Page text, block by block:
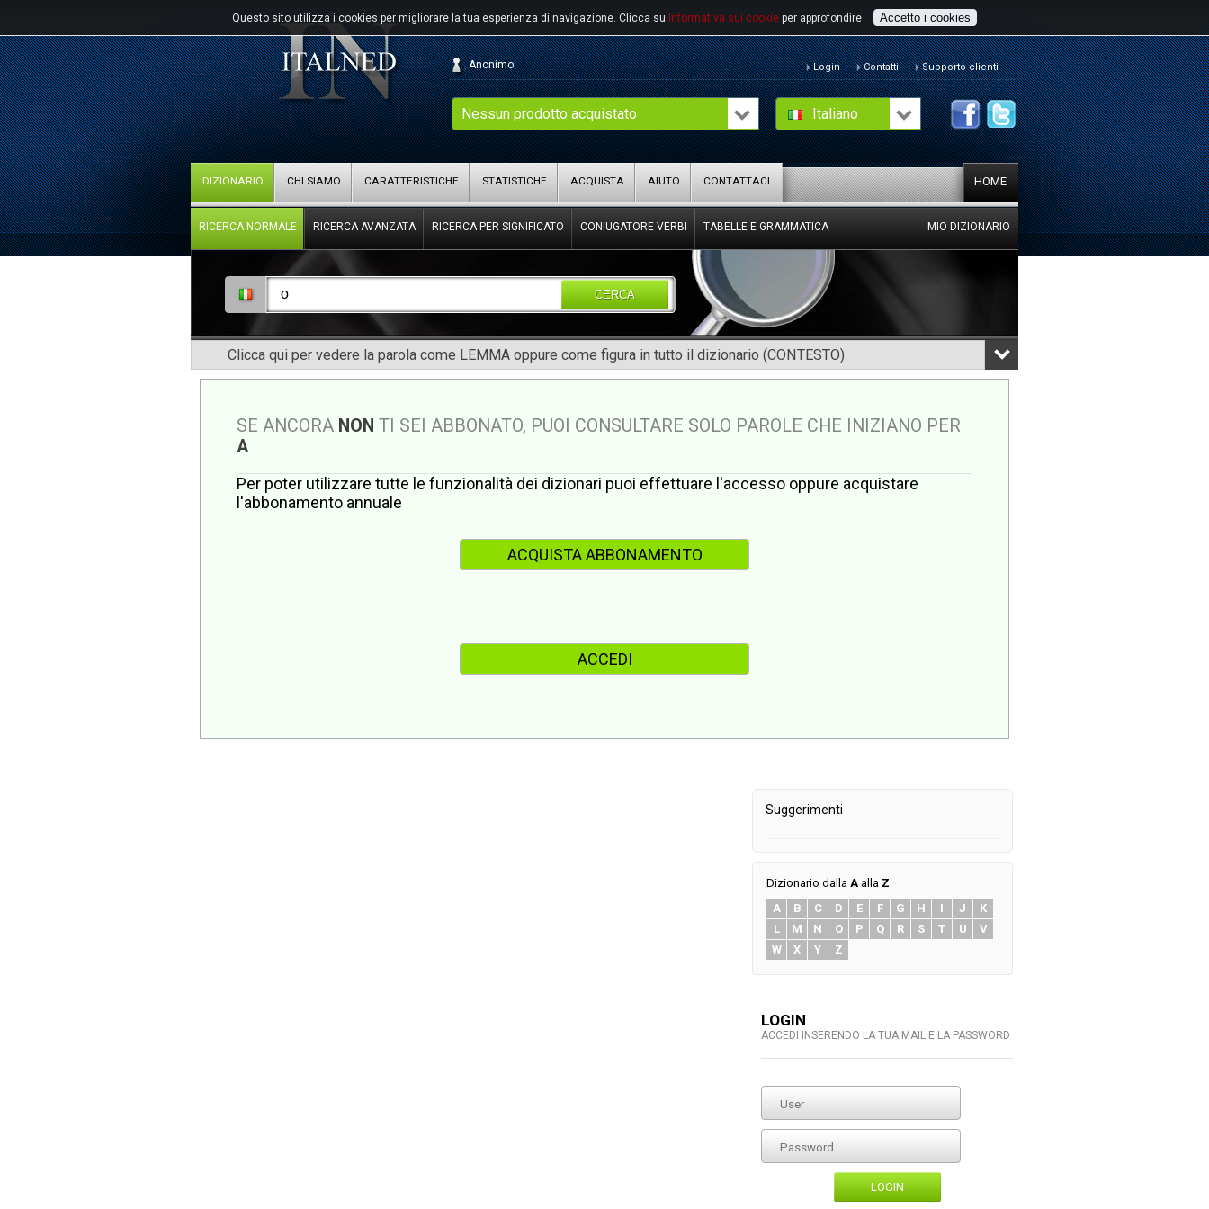
Questo sito utilizza i cookies per migliorare la tua esperienza di navigazione. Clicca su Informativa sui cookie per approfondire Accetto i cookies
Italiano
Nessun prodotto acquistato
Anonimo Login Contatti Supporto clienti
HOME
DIZIONARIO CHI SIAMO CARATTERISTICHE STATISTICHE ACQUISTA AIUTO CONTATTACI
RICERCA NORMALE RICERCA AVANZATA RICERCA PER SIGNIFICATO CONIUGATORE VERBI TABELLE E GRAMMATICA MIO DIZIONARIO
CERCA
Clicca qui per vedere la parola come LEMMA oppure come figura in tutto il dizionario (CONTESTO)
SE ANCORA NON TI SEI ABBONATO, PUOI CONSULTARE SOLO PAROLE CHE INIZIANO PER
A
Per poter utilizzare tutte le funzionalità dei dizionari puoi effettuare l'accesso oppure acquistare
l'abbonamento annuale
ACQUISTA ABBONAMENTO
ACCEDI
Suggerimenti
Dizionario dalla A alla Z
A
B C D E F G H I J
K
L
M N O P Q R S T U
V
W
X Y Z
LOGIN
ACCEDI INSERENDO LA TUA MAIL E LA PASSWORD
LOGIN